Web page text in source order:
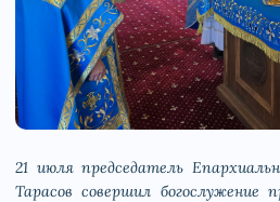
21 июля председатель
Тарасов совершил богослужение